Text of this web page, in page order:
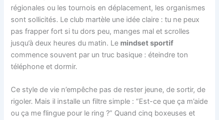
régionales ou les tournois en déplacement, les organismes
sont sollicités. Le club martèle une idée claire : tu ne peux
pas frapper fort si tu dors peu, manges mal et scrolles
jusqu’à deux heures du matin. Le mindset sportif
commence souvent par un truc basique : éteindre ton
téléphone et dormir.
Ce style de vie n’empêche pas de rester jeune, de sortir, de
rigoler. Mais il installe un filtre simple : “Est-ce que ça m’aide
ou ça me flingue pour le ring ?” Quand cinq boxeuses et